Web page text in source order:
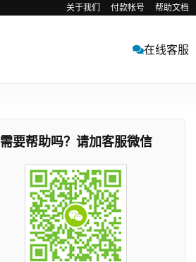
关于我们 付款帐号 帮助文档
在线客服
需要帮助吗？请加客服微信